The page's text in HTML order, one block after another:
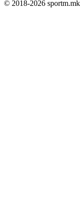
© 2018-2026